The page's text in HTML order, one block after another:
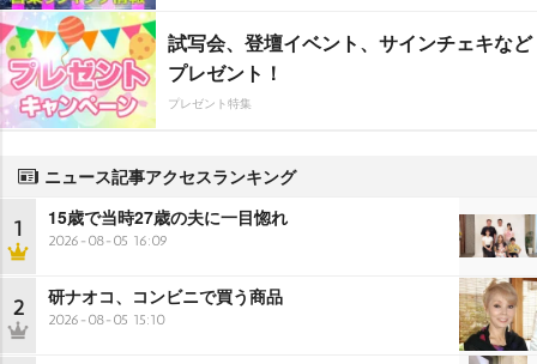
試写会、登壇イベント、サインチェキなど
プレゼント！
プレゼント特集
ニュース記事アクセスランキング
1 15歳で当時27歳の夫に一目惚れ
2026-08-05 16:09
2 研ナオコ、コンビニで買う商品
2026-08-05 15:10